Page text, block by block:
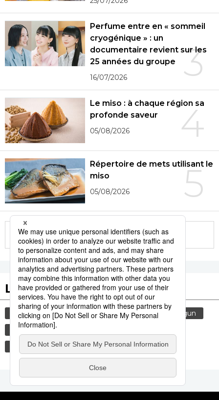
3
Perfume entre en « sommeil
cryogénique » : un
documentaire revient sur les
25 années du groupe
16/07/2026
4
Le miso : à chaque région sa
profonde saveur
05/08/2026
5
Répertoire de mets utilisant le
miso
05/08/2026
More in this series
Les tags populaires
histoire sexe femme edo
shogun
culture
gastronomie
santé
chaleur